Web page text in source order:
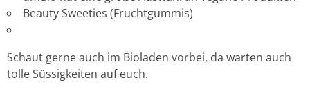
Beauty Sweeties (Fruchtgummis)
Schaut gerne auch im Bioladen vorbei, da warten auch
tolle Süssigkeiten auf euch.